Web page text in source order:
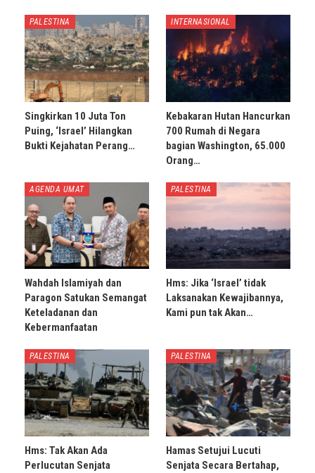
PALESTINA
Singkirkan 10 Juta Ton
Puing, ‘Israel’ Hilangkan
Bukti Kejahatan Perang…
INTERNASIONAL
Kebakaran Hutan Hancurkan
700 Rumah di Negara
bagian Washington, 65.000
Orang…
AGENDA UMAT
Wahdah Islamiyah dan
Paragon Satukan Semangat
Keteladanan dan
Kebermanfaatan
PALESTINA
Hms: Jika ‘Israel’ tidak
Laksanakan Kewajibannya,
Kami pun tak Akan…
PALESTINA
Hms: Tak Akan Ada
Perlucutan Senjata
PALESTINA
Hamas Setujui Lucuti
Senjata Secara Bertahap,